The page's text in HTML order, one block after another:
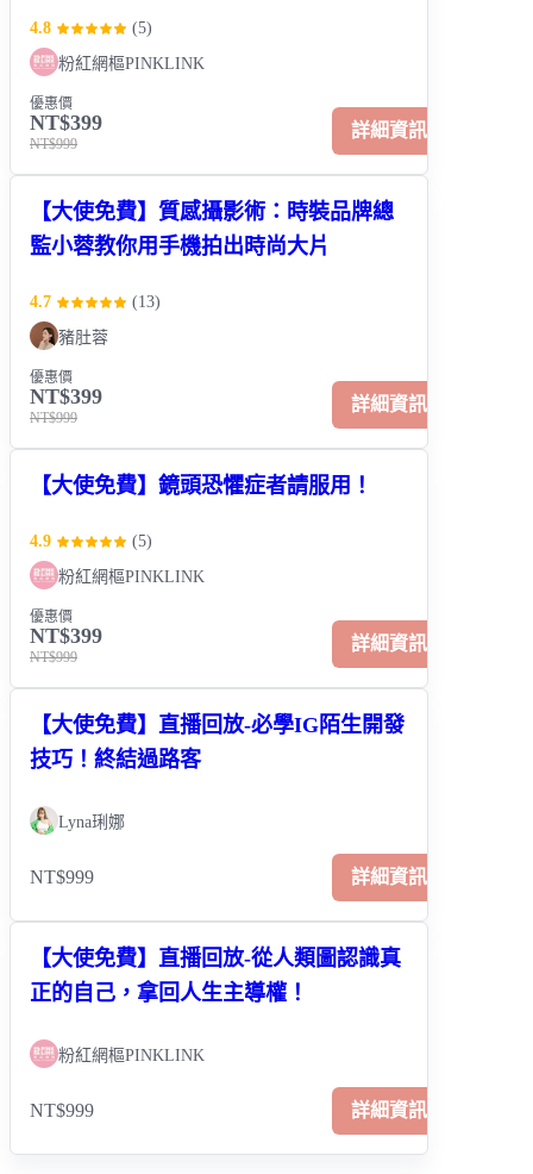
4.8 (5)
粉紅網樞PINKLINK
優惠價
NT$399
NT$999
詳細資訊
【大使免費】質感攝影術：時裝品牌總
監小蓉教你用手機拍出時尚大片
4.7 (13)
豬肚蓉
優惠價
NT$399
NT$999
詳細資訊
【大使免費】鏡頭恐懼症者請服用！
4.9 (5)
粉紅網樞PINKLINK
優惠價
NT$399
NT$999
詳細資訊
【大使免費】直播回放-必學IG陌生開發
技巧！終結過路客
Lyna琍娜
NT$999 詳細資訊
【大使免費】直播回放-從人類圖認識真
正的自己，拿回人生主導權！
粉紅網樞PINKLINK
NT$999 詳細資訊